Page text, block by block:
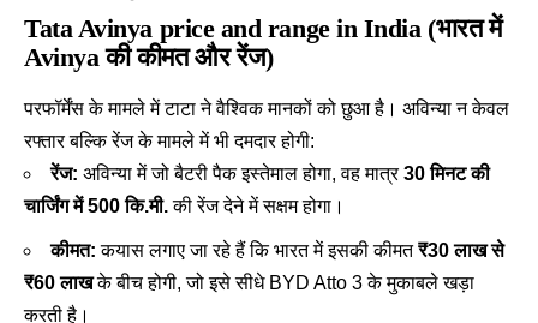
TataAvinya price and range in India (भारत में
Avinya की कीमत और रेंज)
परफॉर्मेंस के मामले में टाटा ने वैश्विक मानकों को छुआ है। अविन्या न केवल
रफ्तार बल्कि रेंज के मामले में भी दमदार होगी:
रेंज: अविन्या में जो बैटरी पैक इस्तेमाल होगा, वह मात्र30 मिनट की
चार्जिंग में 500 कि.मी.की रेंज देने में सक्षम होगा।
कीमत: कयास लगाए जा रहे हैं कि भारत में इसकी कीमत₹30 लाख से
₹60 लाखके बीच होगी, जो इसे सीधे BYD Atto 3के मुकाबले खड़ा
करती है।